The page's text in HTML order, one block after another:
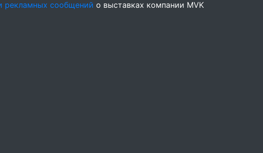
рекламных сообщений о выставках компании MVK